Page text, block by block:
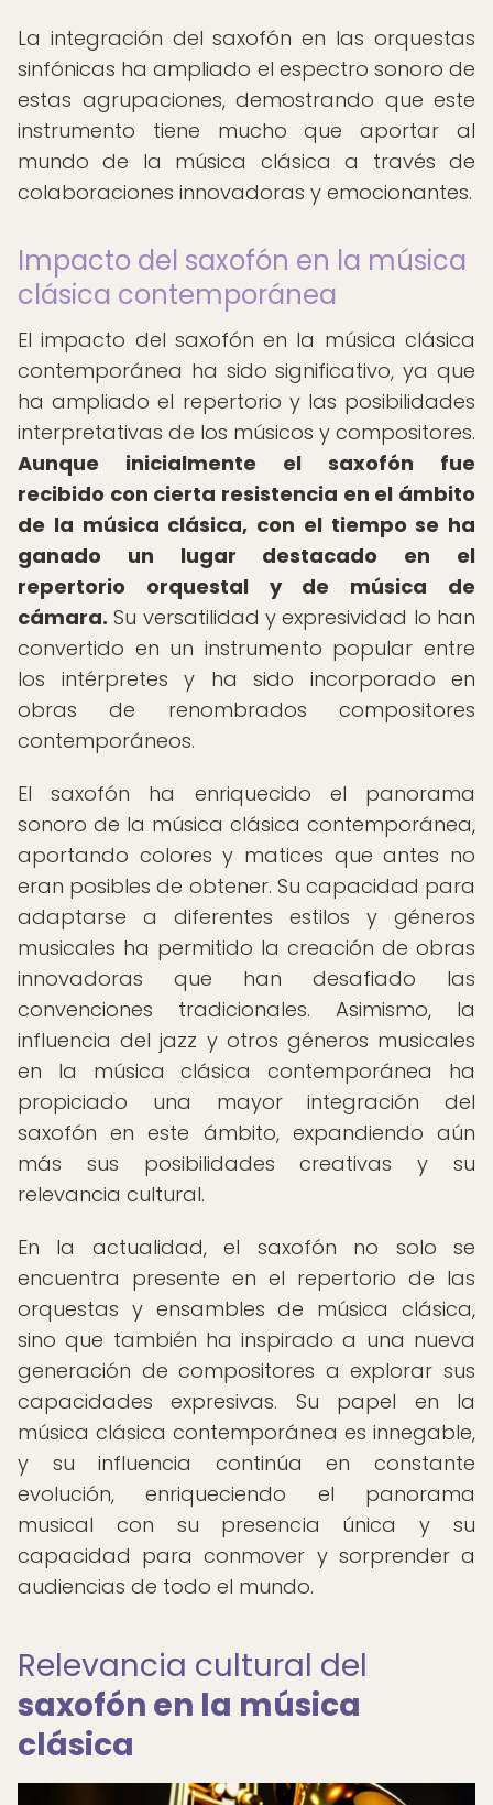
La integración del saxofón en las orquestas
sinfónicas ha ampliado el espectro sonoro de
estas agrupaciones, demostrando que este
instrumento tiene mucho que aportar al
mundo de la música clásica a través de
colaboraciones innovadoras y emocionantes.
Impacto del saxofón en la música
clásica contemporánea
El impacto del saxofón en la música clásica
contemporánea ha sido significativo, ya que
ha ampliado el repertorio y las posibilidades
interpretativas de los músicos y compositores.
Aunque inicialmente el saxofón fue
recibido con cierta resistencia en el ámbito
de la música clásica, con el tiempo se ha
ganado un lugar destacado en el
repertorio orquestal y de música de
cámara. Su versatilidad y expresividad lo han
convertido en un instrumento popular entre
los intérpretes y ha sido incorporado en
obras de renombrados compositores
contemporáneos.
El saxofón ha enriquecido el panorama
sonoro de la música clásica contemporánea,
aportando colores y matices que antes no
eran posibles de obtener. Su capacidad para
adaptarse a diferentes estilos y géneros
musicales ha permitido la creación de obras
innovadoras que han desafiado las
convenciones tradicionales. Asimismo, la
influencia del jazz y otros géneros musicales
en la música clásica contemporánea ha
propiciado una mayor integración del
saxofón en este ámbito, expandiendo aún
más sus posibilidades creativas y su
relevancia cultural.
En la actualidad, el saxofón no solo se
encuentra presente en el repertorio de las
orquestas y ensambles de música clásica,
sino que también ha inspirado a una nueva
generación de compositores a explorar sus
capacidades expresivas. Su papel en la
música clásica contemporánea es innegable,
y su influencia continúa en constante
evolución, enriqueciendo el panorama
musical con su presencia única y su
capacidad para conmover y sorprender a
audiencias de todo el mundo.
Relevancia cultural del
saxofón en la música
clásica